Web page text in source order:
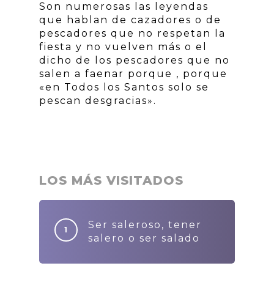
Son numerosas las leyendas
que hablan de cazadores o de
pescadores que no respetan la
fiesta y no vuelven más o el
dicho de los pescadores que no
salen a faenar porque , porque
«en Todos los Santos solo se
pescan desgracias».
LOS MÁS VISITADOS
Ser saleroso, tener
salero o ser salado